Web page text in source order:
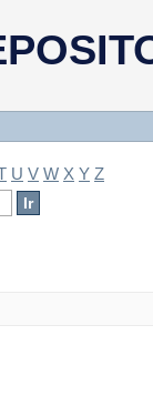
U V W X Y Z